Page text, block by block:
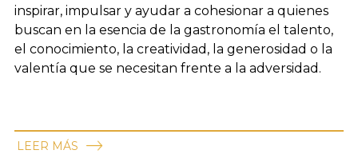
inspirar, impulsar y ayudar a cohesionar a quienes
buscan en la esencia de la gastronomía el talento,
el conocimiento, la creatividad, la generosidad o la
valentía que se necesitan frente a la adversidad.
LEER MÁS